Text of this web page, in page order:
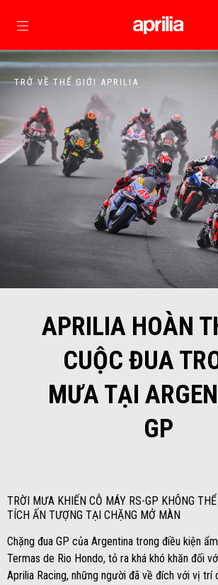
Đi đến bảng tin chính
TRỞ VỀ THẾ GIỚI APRILIA
APRILIA HOÀN
CUỘC ĐUA
MƯA TẠI
GP
TRỜI MƯA KHIẾN CỖ MÁY RS-GP KHÔNG
TÍCH ẤN TƯỢNG TẠI CHẶNG MỞ MÀN
Chặng đua GP của Argentina trong điều kiện
Termas de Rio Hondo, tỏ ra khá khó khăn đối
Aprilia Racing, những người đã về đích với vị trí